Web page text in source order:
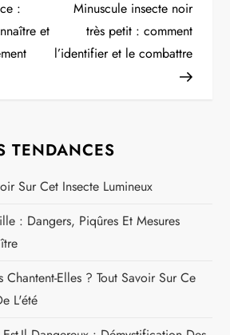
:
et
Post
Minuscule insecte noir
très petit : comment
l’identifier et le combattre
TENDANCES
Sur Cet Insecte Lumineux
: Dangers, Piqûres Et Mesures
Elles ? Tout Savoir Sur Ce
L'été